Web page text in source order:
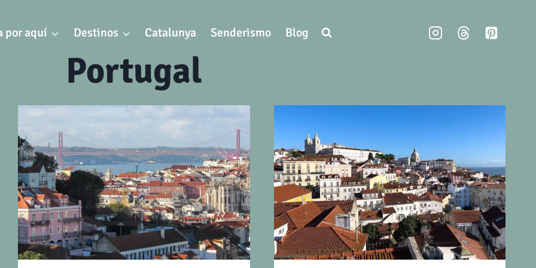
por aquí Destinos Catalunya Senderismo Blog
Portugal